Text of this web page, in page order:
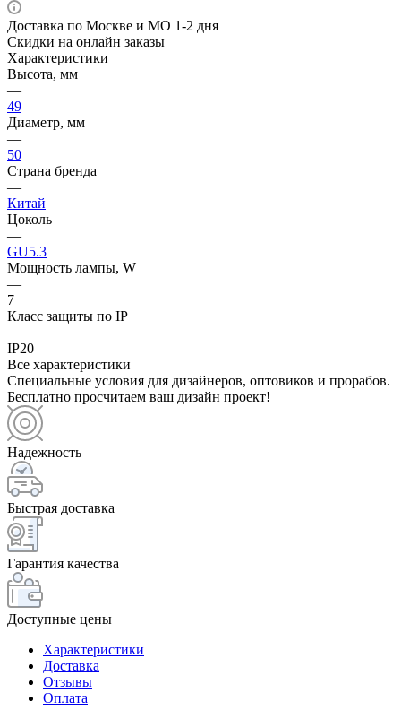
Доставка по Москве и МО 1-2 дня
Скидки на онлайн заказы
Характеристики
Высота, мм
—
49
Диаметр, мм
—
50
Страна бренда
—
Китай
Цоколь
—
GU5.3
Мощность лампы, W
—
7
Класс защиты по IP
—
IP20
Все характеристики
Специальные условия для дизайнеров, оптовиков и прорабов.
Бесплатно просчитаем ваш дизайн проект!
Надежность
Быстрая доставка
Гарантия качества
Доступные цены
Характеристики
Доставка
Отзывы
Оплата